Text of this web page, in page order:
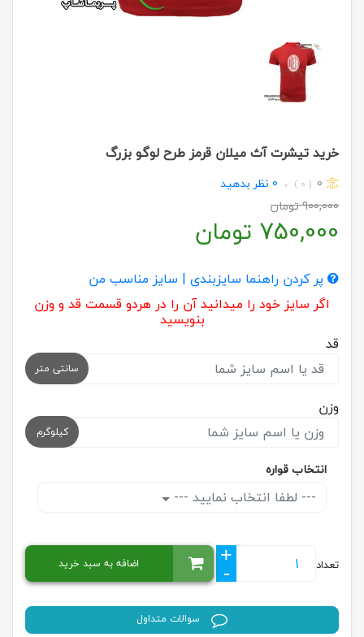
خرید تیشرت آث میلان قرمز طرح لوگو بزرگ
0
( 0 )
0 نظر بدهید
900,000تومان
750,000 تومان
پر کردن راهنما سایزبندی | سایز مناسب من
اگر سایز خود را میدانید آن را در هردو قسمت قد و وزن
بنویسید
قد
سانتی متر
وزن
کیلوگرم
انتخاب قواره
--- لطفا انتخاب نمایید ---
تعداد
+
-
اضافه به سبد خرید
سوالات متداول